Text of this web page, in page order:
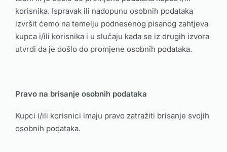
korisnika. Ispravak ili nadopunu osobnih podataka
izvršit ćemo na temelju podnesenog pisanog zahtjeva
kupca i/ili korisnika i u slučaju kada se iz drugih izvora
utvrdi da je došlo do promjene osobnih podataka.
Pravo na brisanje osobnih podataka
Kupci i/ili korisnici imaju pravo zatražiti brisanje svojih
osobnih podataka.